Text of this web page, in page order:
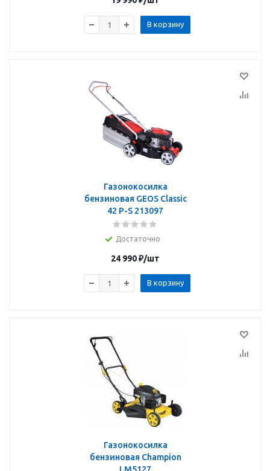
В корзину
Газонокосилка
бензиновая GEOS Classic
42 P-S 213097
Достаточно
24 990₽/шт
В корзину
Газонокосилка
бензиновая Champion